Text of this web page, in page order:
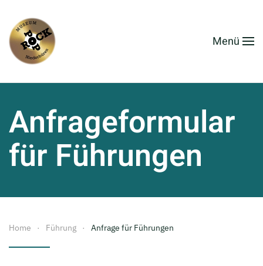
Zum Hauptinhalt springen Menü
Anfrageformular
für Führungen
Home Führung Anfrage für Führungen